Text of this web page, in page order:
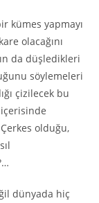
kümes yapmayı
olacağını
da düşledikleri
söylemeleri
çizilecek bu
içerisinde
olduğu,
dünyada hiç